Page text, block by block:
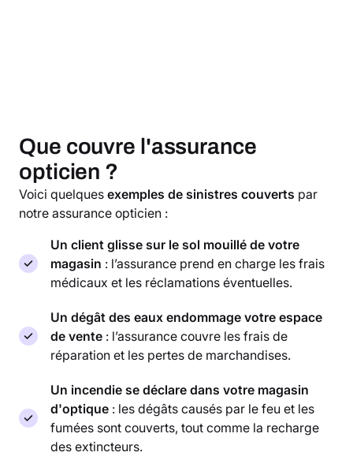
Que couvre l'assurance
opticien ?
Voici quelques exemples de sinistres couverts par
notre assurance opticien :
Un client glisse sur le sol mouillé de votre
magasin : l’assurance prend en charge les frais
médicaux et les réclamations éventuelles.
Un dégât des eaux endommage votre espace
de vente : l’assurance couvre les frais de
réparation et les pertes de marchandises.
Un incendie se déclare dans votre magasin
d'optique : les dégâts causés par le feu et les
fumées sont couverts, tout comme la recharge
des extincteurs.